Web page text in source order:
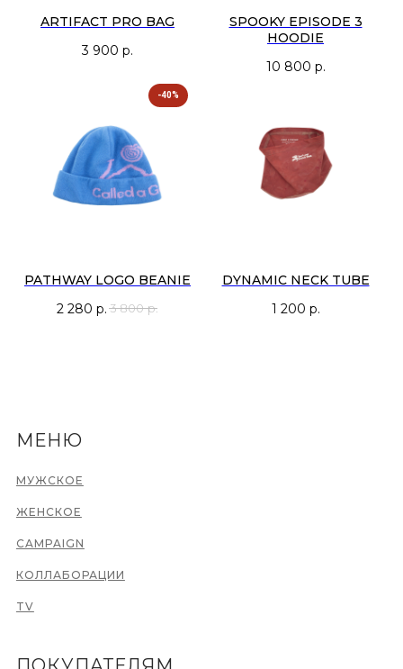
ARTIFACT PRO BAG
3 900 р.
SPOOKY EPISODE 3
HOODIE
10 800 р.
-40%
PATHWAY LOGO BEANIE
2 280 р. 3 800 р.
DYNAMIC NECK TUBE
1 200 р.
МУЖСКОЕ
ЖЕНСКОЕ
CAMPAIGN
КОЛЛАБОРАЦИИ
МЕНЮ
TV